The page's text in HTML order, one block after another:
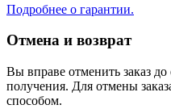
Подробнее о гарантии.
Отмена и возврат
Вы вправе отменить заказ
получения. Для отмены
способом.